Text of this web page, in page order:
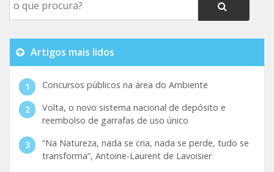
Artigos mais lidos
Concursos públicos na área do Ambiente
Volta, o novo sistema nacional de depósito e
reembolso de garrafas de uso único
“Na Natureza, nada se cria, nada se perde, tudo se
transforma”, Antoine-Laurent de Lavoisier